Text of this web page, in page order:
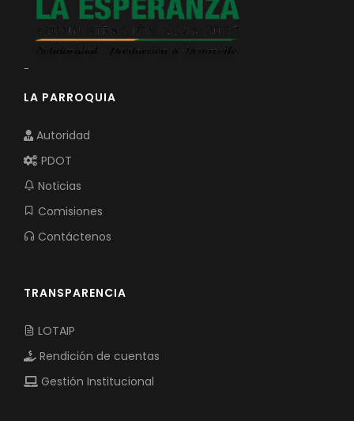
-
LA PARROQUIA
Autoridad
PDOT
Noticias
Comisiones
Contáctenos
TRANSPARENCIA
LOTAIP
Rendición de cuentas
Gestión Institucional